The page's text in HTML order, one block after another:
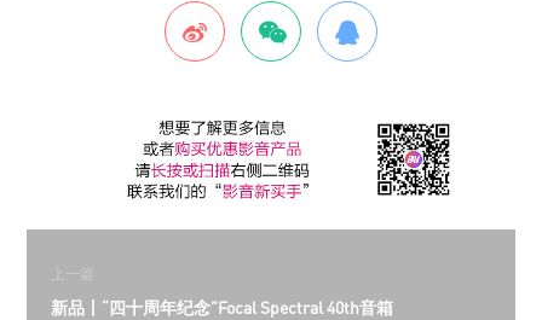
上一篇
新品丨“四十周年纪念”Focal Spectral 40th音箱